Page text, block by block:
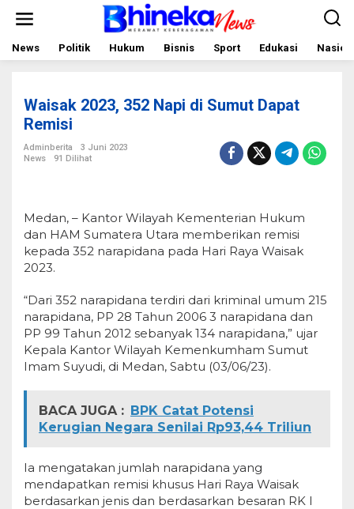
News Politik Hukum Bisnis Sport Edukasi
Waisak 2023, 352 Napi di Sumut Dapat
Remisi
Adminberita
3 Juni 2023
News
91 Dilihat
Medan, – Kantor Wilayah Kementerian Hukum
dan HAM Sumatera Utara memberikan remisi
kepada 352 narapidana pada Hari Raya Waisak
2023.
“Dari 352 narapidana terdiri dari kriminal umum 215
narapidana, PP 28 Tahun 2006 3 narapidana dan
PP 99 Tahun 2012 sebanyak 134 narapidana,” ujar
Kepala Kantor Wilayah Kemenkumham Sumut
Imam Suyudi, di Medan, Sabtu (03/06/23).
BACA JUGA : BPK Catat Potensi
Kerugian Negara Senilai Rp93,44 Triliun
Ia mengatakan jumlah narapidana yang
mendapatkan remisi khusus Hari Raya Waisak
berdasarkan jenis dan berdasarkan besaran RK I